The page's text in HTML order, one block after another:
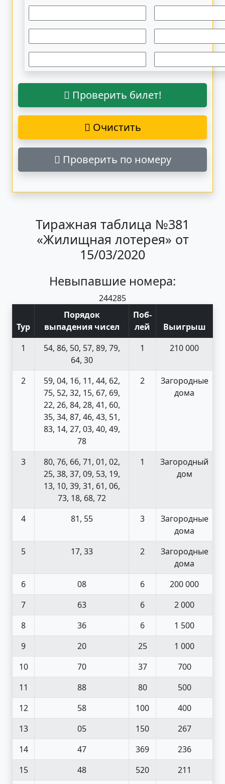
Проверить билет!
Очистить
Проверить по номеру
Тиражная таблица №381
«Жилищная лотерея» от
15/03/2020
Невыпавшие номера:
244285
Тур
Порядок
выпадения чисел
Поб-
лей
Выигрыш
1
54, 86, 50, 57, 89, 79,
64, 30
1 210 000
2
59, 04, 16, 11, 44, 62,
75, 52, 32, 15, 67, 69,
22, 26, 84, 28, 41, 60,
35, 34, 87, 46, 43, 51,
83, 14, 27, 03, 40, 49,
78
2
Загородные
дома
3
80, 76, 66, 71, 01, 02,
25, 38, 37, 09, 53, 19,
13, 10, 39, 31, 61, 06,
73, 18, 68, 72
1
Загородный
дом
4 81, 55 3
Загородные
дома
5
17, 33 2
Загородные
дома
6
08 6
200 000
7
63 6
2 000
8
36 6
1 500
9
20 25
1 000
10
70 37
700
11
88 80
500
12
58 100
400
13
05 150
267
14
47 369
236
15
48 520
211